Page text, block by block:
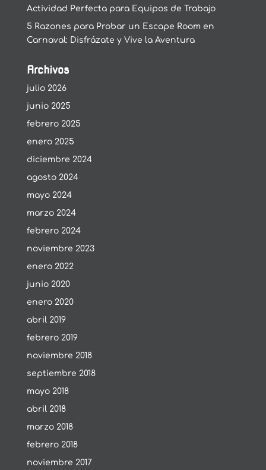
Actividad Perfecta para Equipos de Trabajo
5 Razones para Probar un Escape Room en
Carnaval: Disfrázate y Vive la Aventura
Archivos
julio 2026
junio 2025
febrero 2025
enero 2025
diciembre 2024
agosto 2024
mayo 2024
marzo 2024
febrero 2024
noviembre 2023
enero 2022
junio 2020
enero 2020
abril 2019
febrero 2019
noviembre 2018
septiembre 2018
mayo 2018
abril 2018
marzo 2018
febrero 2018
noviembre 2017